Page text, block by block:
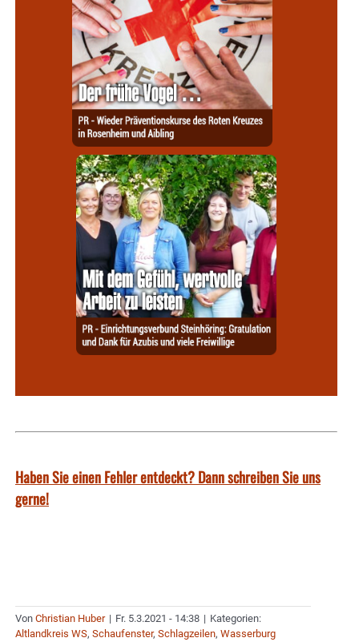
Haben Sie einen Fehler entdeckt? Dann schreiben Sie uns
gerne!
Von Christian Huber | Fr. 5.3.2021 - 14:38 | Kategorien:
Altlandkreis WS, Schaufenster, Schlagzeilen, Wasserburg